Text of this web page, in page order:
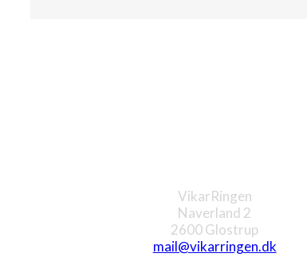
VikarRingen
Naverland 2
2600 Glostrup
mail@vikarringen.dk